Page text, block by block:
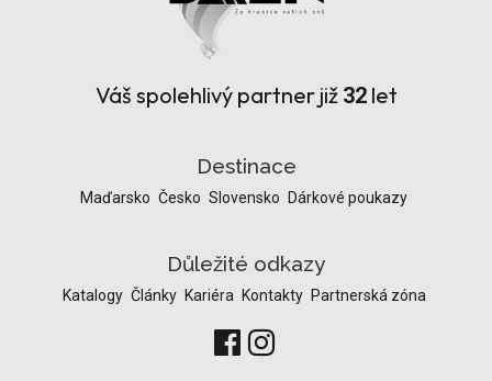
Váš spolehlivý partner již 32let
Destinace
Maďarsko Česko Slovensko Dárkové poukazy
Důležité odkazy
Katalogy Články Kariéra Kontakty Partnerská zóna